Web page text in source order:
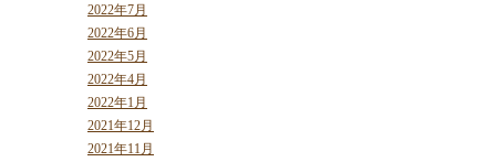
2022年7月
2022年6月
2022年5月
2022年4月
2022年1月
2021年12月
2021年11月